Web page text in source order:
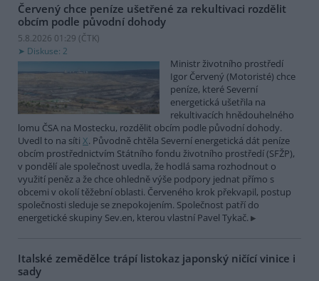
Červený chce peníze ušetřené za rekultivaci rozdělit
obcím podle původní dohody
5.8.2026 01:29 (ČTK)
Diskuse: 2
Ministr životního prostředí
Igor Červený (Motoristé) chce
peníze, které Severní
energetická ušetřila na
rekultivacích hnědouhelného
lomu ČSA na Mostecku, rozdělit obcím podle původní dohody.
Uvedl to na síti X. Původně chtěla Severní energetická dát peníze
obcím prostřednictvím Státního fondu životního prostředí (SFŽP),
v pondělí ale společnost uvedla, že hodlá sama rozhodnout o
využití peněz a že chce ohledně výše podpory jednat přímo s
obcemi v okolí těžební oblasti. Červeného krok překvapil, postup
společnosti sleduje se znepokojením. Společnost patří do
energetické skupiny Sev.en, kterou vlastní Pavel Tykač.
Italské zemědělce trápí listokaz japonský ničící vinice i
sady